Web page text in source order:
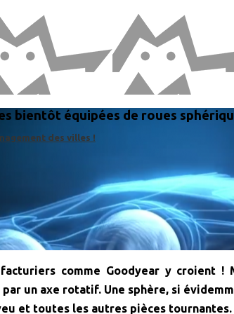
des villes !
bientôt équipées de roues
comme Goodyear y croient
un axe rotatif. Une sphère, si
et toutes les autres pièces tournantes.